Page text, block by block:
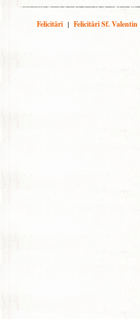
Felicitări | Felicitări Sf. Valentin